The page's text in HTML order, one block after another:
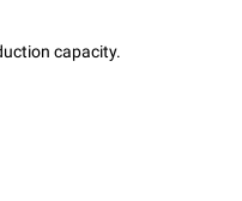
capacity.